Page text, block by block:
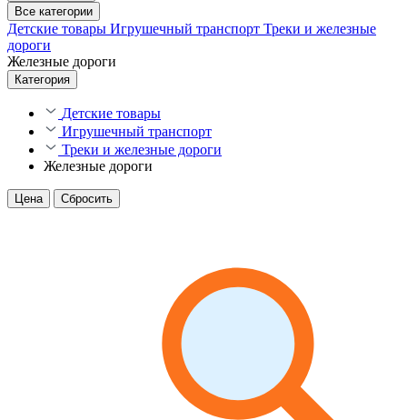
Все категории
Детские товары Игрушечный транспорт Треки и железные
дороги
Железные дороги
Категория
Детские товары
Игрушечный транспорт
Треки и железные дороги
Железные дороги
Цена Сбросить